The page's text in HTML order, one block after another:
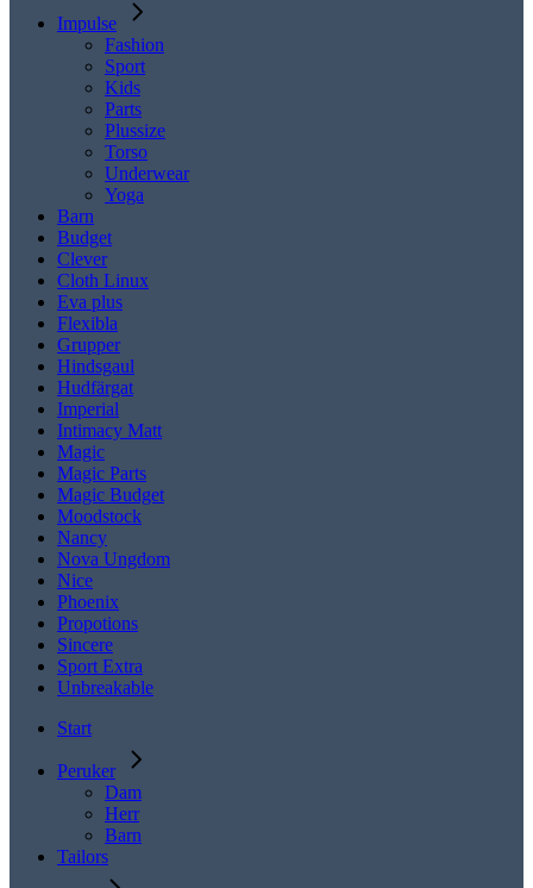
Impulse
Fashion
Sport
Kids
Parts
Plussize
Torso
Underwear
Yoga
Barn
Budget
Clever
Cloth Linux
Eva plus
Flexibla
Grupper
Hindsgaul
Hudfärgat
Imperial
Intimacy Matt
Magic
Magic Parts
Magic Budget
Moodstock
Nancy
Nova Ungdom
Nice
Phoenix
Propotions
Sincere
Sport Extra
Unbreakable
Start
Peruker
Dam
Herr
Barn
Tailors